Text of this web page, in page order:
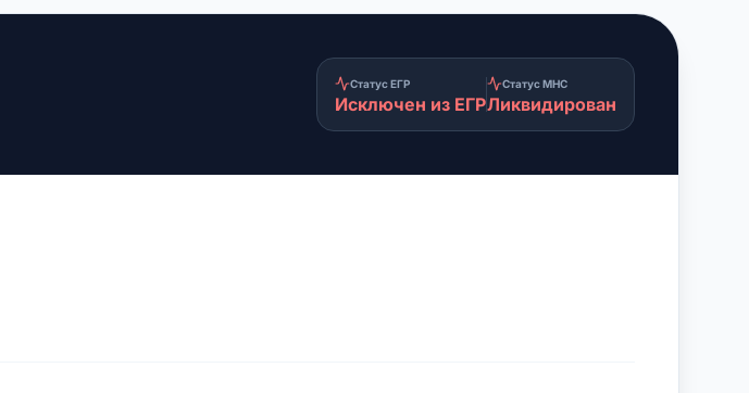
Статус ЕГР
Исключен из ЕГР
Статус МНС
Ликвидирован